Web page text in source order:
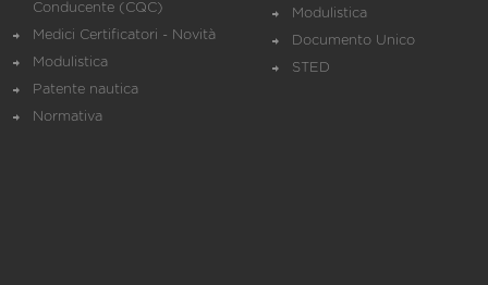
Conducente (CQC)
Medici Certificatori - Novità
Modulistica
Patente nautica
Normativa
Modulistica
Documento Unico
STED